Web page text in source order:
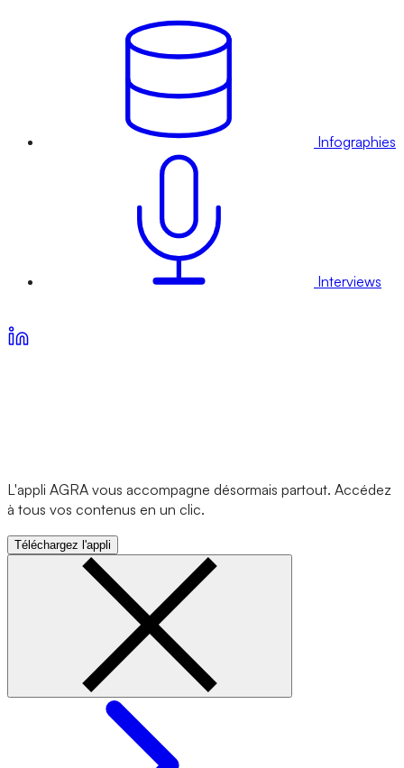
Infographies
Interviews
L'appli AGRA vous accompagne désormais partout. Accédez
à tous vos contenus en un clic.
Téléchargez l'appli